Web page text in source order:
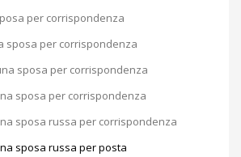
per corrispondenza
sposa per corrispondenza
sposa per corrispondenza
sposa per corrispondenza
sposa russa per corrispondenza
sposa russa per posta